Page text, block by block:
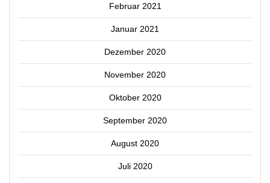
Februar 2021
Januar 2021
Dezember 2020
November 2020
Oktober 2020
September 2020
August 2020
Juli 2020